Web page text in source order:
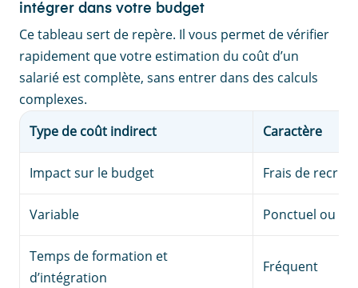
intégrer dans votre budget
Ce tableau sert de repère. Il vous permet de vérifier
rapidement que votre estimation du coût d’un
salarié est complète, sans entrer dans des calculs
complexes.
Type de coût indirect
Caractère
Impact sur le budget Frais de
Variable Ponctuel ou
Temps de formation et
d’intégration
Fréquent